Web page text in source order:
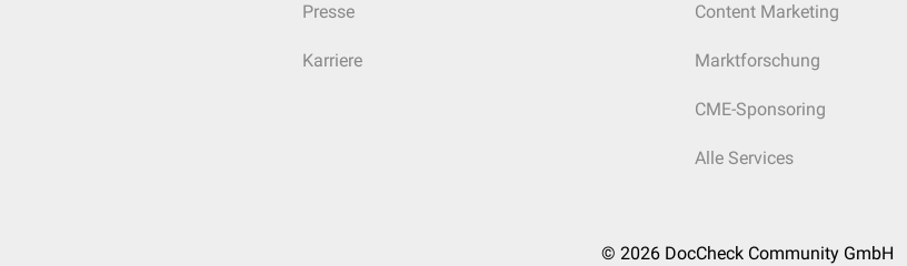
Presse
Karriere
Content Marketing
Marktforschung
CME-Sponsoring
Alle Services
© 2026 DocCheck Community GmbH